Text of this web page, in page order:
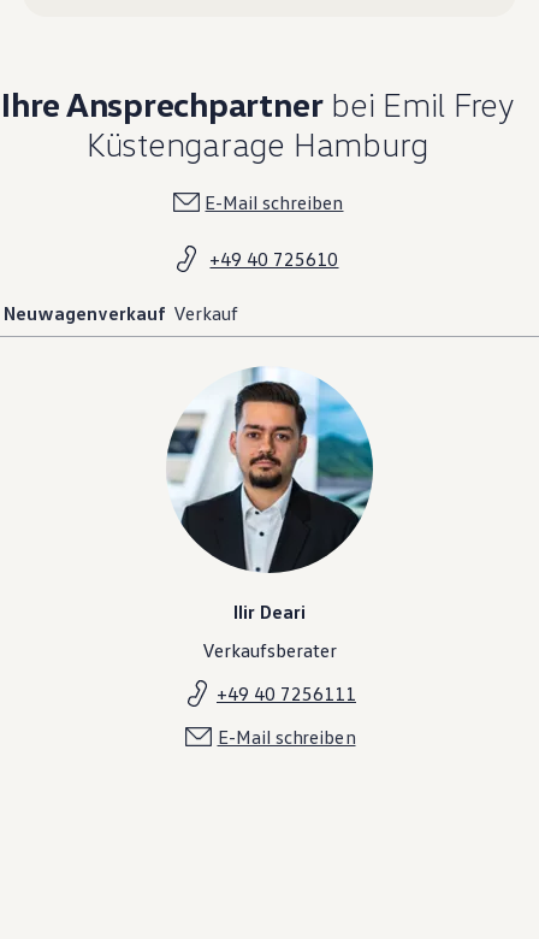
Ihre Ansprechpartnerbei Emil Frey
Küstengarage Hamburg
E-Mail schreiben
+49 40 725610
Neuwagenverkauf Verkauf
Ilir Deari
Verkaufsberater
+49 40 7256111
E-Mail schreiben